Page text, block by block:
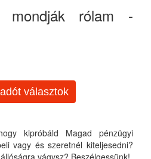
mondják rólam -
választok
kipróbáld Magad pénzügyi
vagy és szeretnél kiteljesedni?
vágysz? Beszélgessünk!